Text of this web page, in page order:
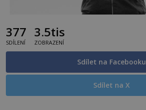
377
SDÍLENÍ
3.5tis
ZOBRAZENÍ
Sdílet na Facebooku
Sdílet na X